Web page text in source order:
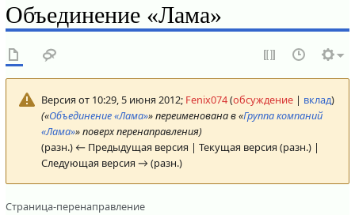
Объединение «Лама»
Версия от 10:29, 5 июня 2012; Fenix074(обсуждение| вклад)
(«Объединение «Лама»» переименована в «Группа компаний
«Лама»» поверх перенаправления)
(разн.) ← Предыдущая версия | Текущая версия (разн.) |
Следующая версия → (разн.)
Страница-перенаправление